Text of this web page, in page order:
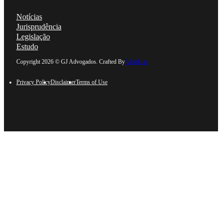
Notícias
Jurisprudência
Legislação
Estudo
Copyright 2026 © GJ Advogados. Crafted ByAlojaki.pt
Privacy PolicyDisclaimerTerms of Use